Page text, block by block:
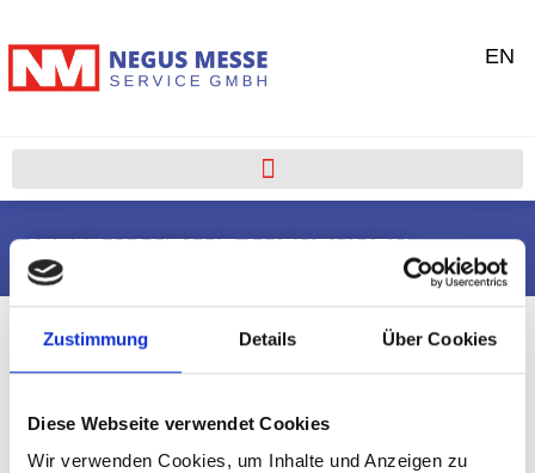
Zustimmung Details Über Cookies
Diese Webseite verwendet Cookies
Wir verwenden Cookies, um Inhalte und Anzeigen zu
EN
JETZT KONTAKT AUFNEHMEN